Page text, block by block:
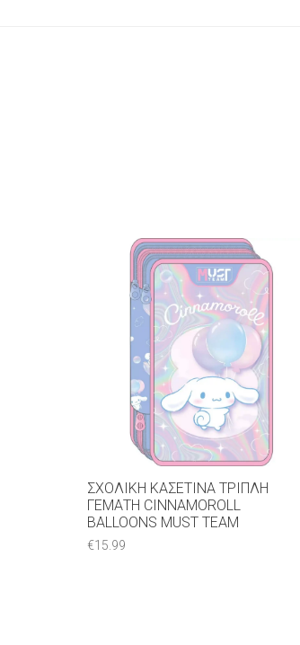
ΣΧΟΛΙΚΉ ΚΑΣΕΤΊΝΑ ΤΡΙΠΛΉ
ΓΕΜΆΤΗ CINNAMOROLL
BALLOONS MUST TEAM
€15.99